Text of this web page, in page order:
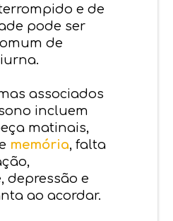
e de
pode ser
de
associados
incluem
matinais,
memória, falta
depressão e
ao acordar.